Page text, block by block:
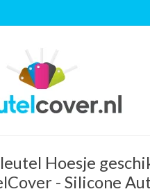
Hoesje
- Silicone